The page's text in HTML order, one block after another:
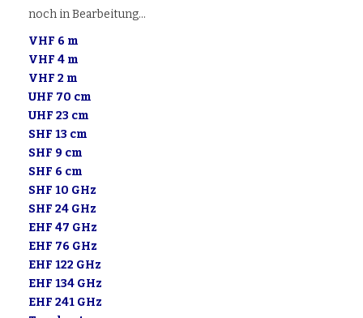
noch in Bearbeitung…
VHF 6 m
VHF 4 m
VHF 2 m
UHF 70 cm
UHF 23 cm
SHF 13 cm
SHF 9 cm
SHF 6 cm
SHF 10 GHz
SHF 24 GHz
EHF 47 GHz
EHF 76 GHz
EHF 122 GHz
EHF 134 GHz
EHF 241 GHz